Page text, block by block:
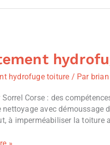
hydrofuge toiture / Par brian
Sorrel Corse : des
nettoyage avec démoussage
à imperméabiliser la toiture
»